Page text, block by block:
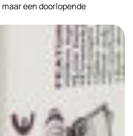
een doorlopende